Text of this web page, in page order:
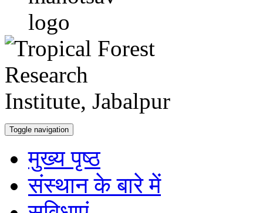
Toggle navigation
मुख्य पृष्ठ
संस्थान के बारे में